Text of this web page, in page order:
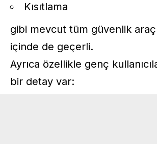
Kısıtlama
gibi mevcut tüm güvenlik
içinde de geçerli.
Ayrıca özellikle genç
bir detay var: